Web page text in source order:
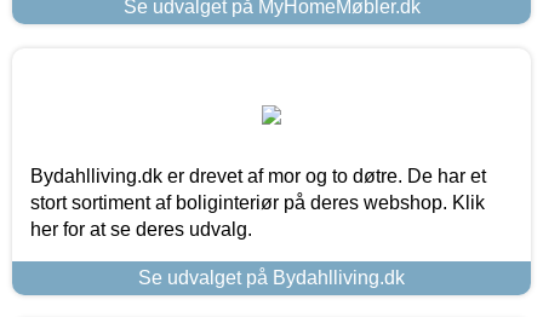
Se udvalget på MyHomeMøbler.dk
Bydahlliving.dk er drevet af mor og to døtre. De har et
stort sortiment af boliginteriør på deres webshop. Klik
her for at se deres udvalg.
Se udvalget på Bydahlliving.dk